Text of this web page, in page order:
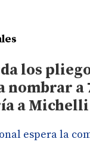
los
nombrar a
a Michelli
espera la